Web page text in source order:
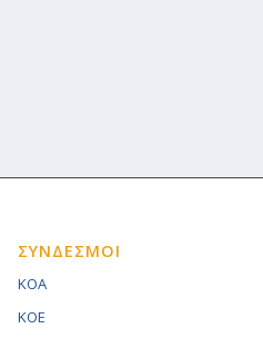
ΣΥΝΔΕΣΜΟΙ
KOA
KOE